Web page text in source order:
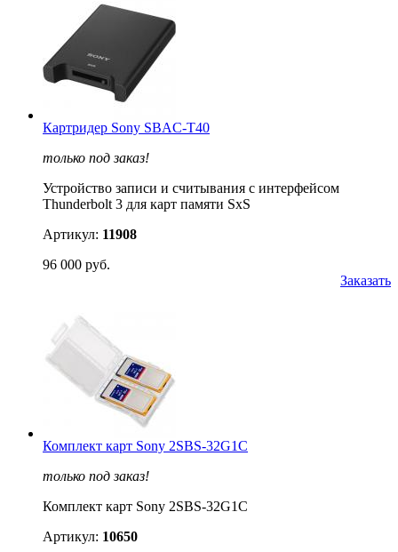
Картридер Sony SBAC-T40
только под заказ!
Устройство записи и считывания с интерфейсом
Thunderbolt 3 для карт памяти SxS
Артикул: 11908
96 000 руб.
Заказать
Комплект карт Sony 2SBS-32G1C
только под заказ!
Комплект карт Sony 2SBS-32G1C
Артикул: 10650